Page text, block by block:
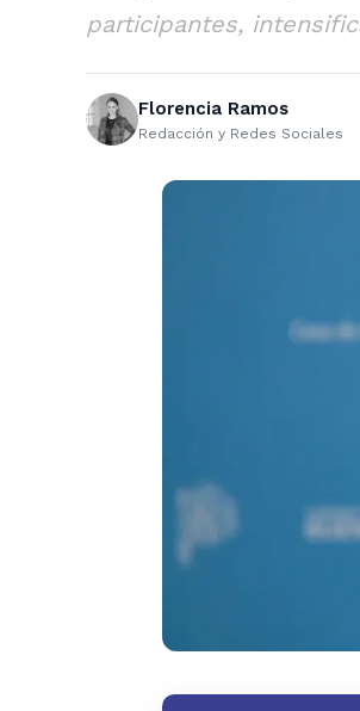
participantes,
Florencia Ramos
Redacción y Redes Sociales